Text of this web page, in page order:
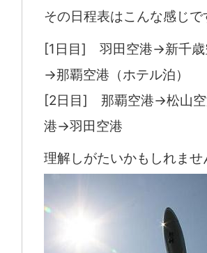
その日程表はこんな感じで
[1日目] 羽田空港→新千歳
→那覇空港（ホテル泊）
[2日目] 那覇空港→松山空
港→羽田空港
理解しがたいかもしれませ